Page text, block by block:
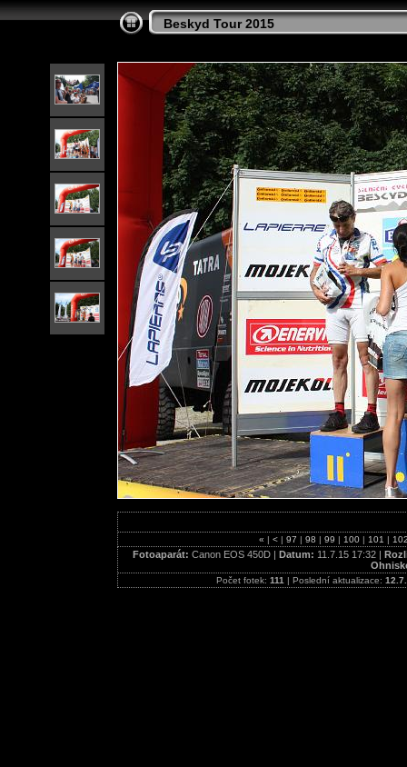
Beskyd Tour 2015
« | < | 97 | 98 | 99 | 100 | 101 |
Fotoaparát: Canon EOS 450D | Datum: 11.7.15 17:32 |
Počet fotek: 111 | Poslední aktualizace: